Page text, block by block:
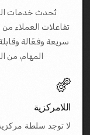
تُحدث خدمات
تفاعلات العملاء من
سريعة وفعّالة
المهام، من
اللامركزية
لا توجد سلطة